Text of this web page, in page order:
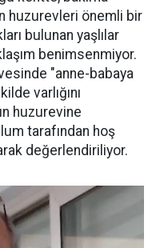
huzurevleri önemli bir
bulunan yaşlılar
benimsenmiyor.
"anne-babaya
varlığını
huzurevine
tarafından hoş
değerlendiriliyor.